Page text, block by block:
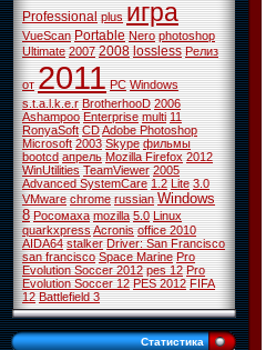
Professional plus игра
VueScan Portable Nero photoshop
Ultimate 2007 2008 lossless Релиз
от 2011 PC Windows
s.t.a.l.k.e.r BrotherhooD 2006
Ashampoo Enterprise multi 11
RonyaSoft CDAdobe Photoshop
Microsoft 2003 Skype фильмы
bootcd апрель Mozilla Firefox 2012
WinUtilities TeamViewer 2005
Advanced SystemCare 1.2 Lite 3.0
VMware chrome russian Windows
8 Росомаха mozilla 5.0 Linux
quarkxpressAcronis office 2010
AIDA64 stalker Driver: San Francisco
san francisco Space Marine Pro
Evolution Soccer 2012 pes 12 Pro
Evolution Soccer 12 PES 2012 FIFA
12 Battlefield 3
Статистика